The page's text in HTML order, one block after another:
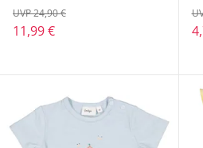
11,99 €
UVP 24,90 €